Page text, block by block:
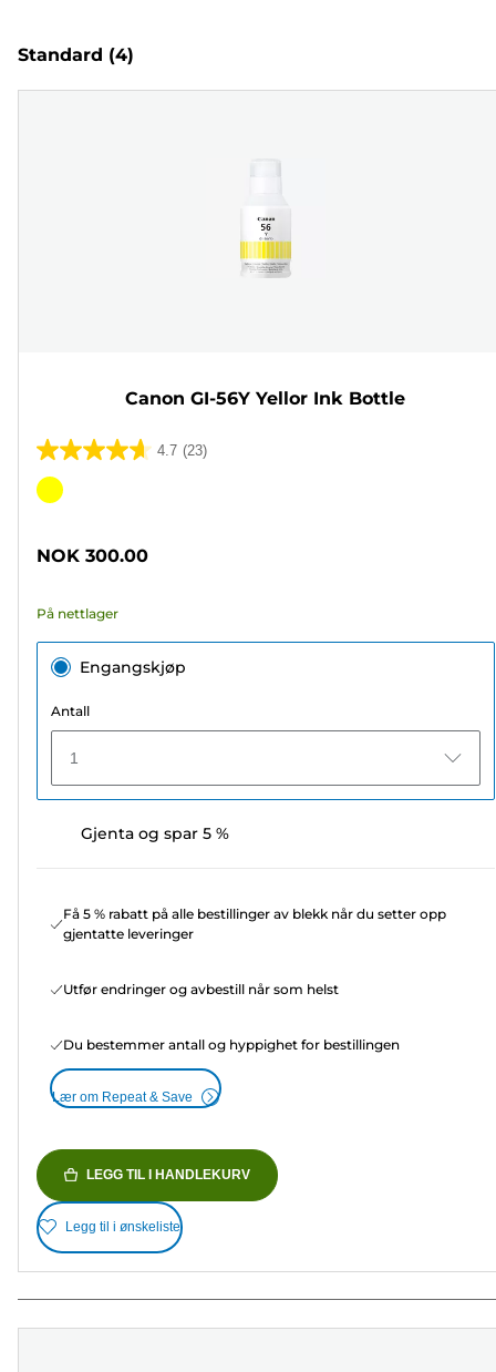
Standard (4)
Canon GI-56Y Yellor Ink Bottle
4.7 (23)
4.7
av
23
Fargekassett
NOK 300.00
På nettlager
Engangskjøp
Antall
1
Gjenta og spar 5 %
Få 5 % rabatt på alle bestillinger av blekk når du setter opp
gjentatte leveringer
Utfør endringer og avbestill når som helst
Du bestemmer antall og hyppighet for bestillingen
Lær om Repeat & Save
LEGG TIL I HANDLEKURV
Legg til i ønskeliste